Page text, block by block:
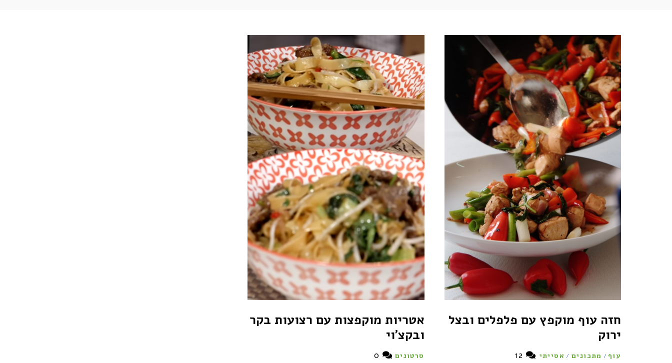
חזה עוף מוקפץ עם פלפלים ובצל
ירוק
עוף / מתכונים / אסייתי
אטריות מוקפצות עם רצועות בקר
ובקצ'וי
סרטונים